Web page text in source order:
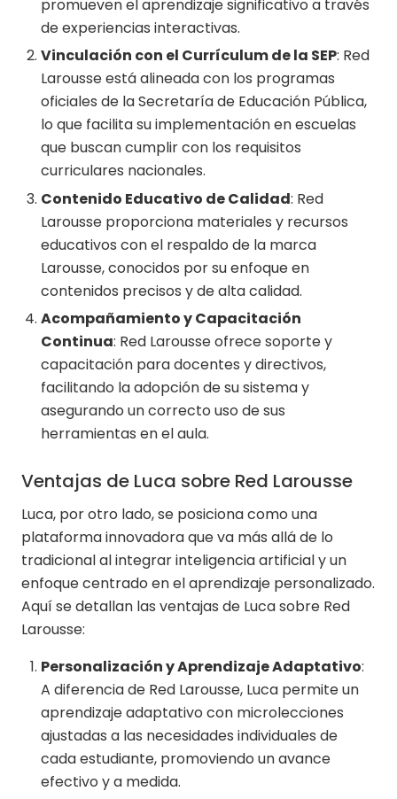
promueven el aprendizaje significativo a través
de experiencias interactivas.
Vinculación con el Currículum de la SEP: Red
Larousse está alineada con los programas
oficiales de la Secretaría de Educación Pública,
lo que facilita su implementación en escuelas
que buscan cumplir con los requisitos
curriculares nacionales.
Contenido Educativo de Calidad: Red
Larousse proporciona materiales y recursos
educativos con el respaldo de la marca
Larousse, conocidos por su enfoque en
contenidos precisos y de alta calidad.
Acompañamiento y Capacitación
Continua: Red Larousse ofrece soporte y
capacitación para docentes y directivos,
facilitando la adopción de su sistema y
asegurando un correcto uso de sus
herramientas en el aula.
Ventajas de Luca sobre Red Larousse
Luca, por otro lado, se posiciona como una
plataforma innovadora que va más allá de lo
tradicional al integrar inteligencia artificial y un
enfoque centrado en el aprendizaje personalizado.
Aquí se detallan las ventajas de Luca sobre Red
Larousse:
Personalización y Aprendizaje Adaptativo:
A diferencia de Red Larousse, Luca permite un
aprendizaje adaptativo con microlecciones
ajustadas a las necesidades individuales de
cada estudiante, promoviendo un avance
efectivo y a medida.